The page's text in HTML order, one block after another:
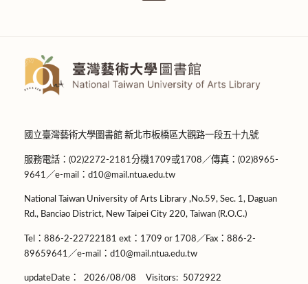
國立臺灣藝術大學圖書館 新北市板橋區大觀路一段五十九號
服務電話：(02)2272-2181分機1709或1708／傳真：(02)8965-
9641／e-mail：d10@mail.ntua.edu.tw
National Taiwan University of Arts Library ,No.59, Sec. 1, Daguan
Rd., Banciao District, New Taipei City 220, Taiwan (R.O.C.)
Tel：886-2-22722181 ext：1709 or 1708／Fax：886-2-
89659641／e-mail：d10@mail.ntua.edu.tw
updateDate： 2026/08/08 Visitors: 5072922